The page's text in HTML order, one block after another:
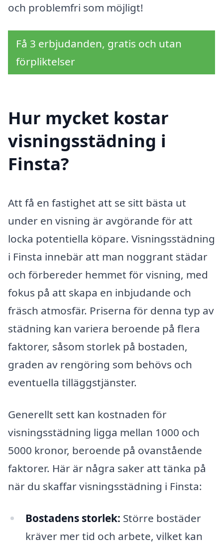
och problemfri som möjligt!
Få 3 erbjudanden, gratis och utan
förpliktelser
Hur mycket kostar
visningsstädning i
Finsta?
Att få en fastighet att se sitt bästa ut
under en visning är avgörande för att
locka potentiella köpare. Visningsstädning
i Finsta innebär att man noggrant städar
och förbereder hemmet för visning, med
fokus på att skapa en inbjudande och
fräsch atmosfär. Priserna för denna typ av
städning kan variera beroende på flera
faktorer, såsom storlek på bostaden,
graden av rengöring som behövs och
eventuella tilläggstjänster.
Generellt sett kan kostnaden för
visningsstädning ligga mellan 1000 och
5000 kronor, beroende på ovanstående
faktorer. Här är några saker att tänka på
när du skaffar visningsstädning i Finsta:
Bostadens storlek: Större bostäder
kräver mer tid och arbete, vilket kan